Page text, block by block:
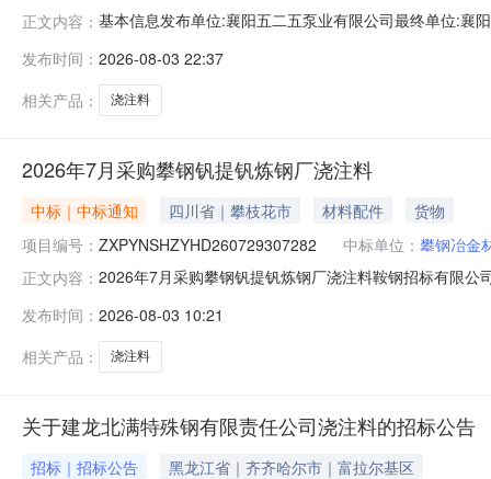
正文内容： 基本信息发布单位:襄阳五二五泵业有限公司最终单位:襄
始时间2026-08-0312:30:00结束时间2026-08-0412:00:00
发布时间： 2026-08-03 22:37
相关产品：
浇注料
2026年7月采购攀钢钒提钒炼钢厂浇注料
中标｜中标通知 四川省｜攀枝花市 材料配件
货物
项目编号： ZXPYNSHZYHD260729307282 中标单位： 攀钢冶金
正文内容： 2026年7月采购攀钢钒提钒炼钢厂浇注料鞍钢招标有限
果公告如下：招标编号：
公司
发布时间： 2026-08-03 10:21
相关产品：
浇注料
关于建龙北满特殊钢有限责任公司浇注料的招标公告
招标｜招标公告
黑龙江省｜齐齐哈尔市｜富拉尔基区